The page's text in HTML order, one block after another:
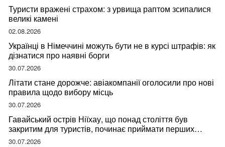
Туристи вражені страхом: з урвища раптом зсипалися
великі камені
02.08.2026
Українці в Німеччині можуть бути не в курсі штрафів: як
дізнатися про наявні борги
30.07.2026
Літати стане дорожче: авіакомпанії оголосили про нові
правила щодо вибору місць
30.07.2026
Гавайський острів Ніїхау, що понад століття був
закритим для туристів, починає приймати перших
відвідувачів
30.07.2026